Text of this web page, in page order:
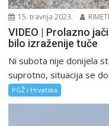
15. travnja 2023.
VIDEO | Prolazno
bilo izraženije tuče
Ni subota nije donijela
suprotno, situacija se
PGŽ i Hrvatska